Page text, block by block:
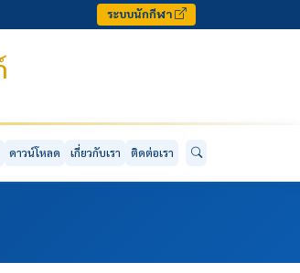
ระบบนักกีฬา
ดาวน์โหลด เกี่ยวกับเรา ติดต่อเรา